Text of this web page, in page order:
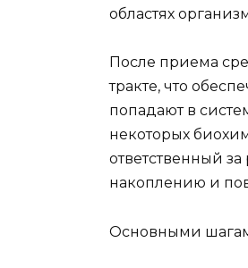
областях
После приема
тракте, что
попадают в
некоторых
ответственный
накоплению и
Основными